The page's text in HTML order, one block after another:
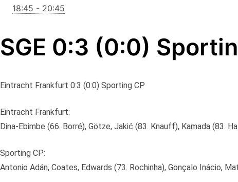
18:45 - 20:45
SGE 0:3 (0:0)
Eintracht Frankfurt 0:3 (0:0) Sporting CP
Eintracht Frankfurt:
Dina-Ebimbe (66. Borré), Götze, Jakić (83. Knauff), Kamada (83.
Sporting CP:
Antonio Adán, Coates, Edwards (73. Rochinha), Gonçalo Inácio,